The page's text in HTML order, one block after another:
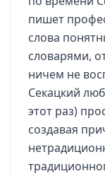
пишет
слова
словарями,
ничем не
Секацкий
этот раз)
создавая